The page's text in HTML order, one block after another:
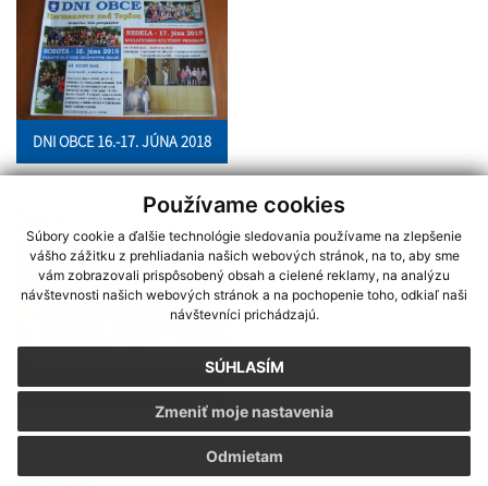
Používame cookies
Súbory cookie a ďalšie technológie sledovania používame na zlepšenie
vášho zážitku z prehliadania našich webových stránok, na to, aby sme
vám zobrazovali prispôsobený obsah a cielené reklamy, na analýzu
návštevnosti našich webových stránok a na pochopenie toho, odkiaľ naši
návštevníci prichádzajú.
SÚHLASÍM
Odmietam
Zmeniť moje nastavenia
DNI OBCE 16.-17. JÚNA 2018
2013
ŠPORTOVÉ AKCIE V HERMANOVCIACH NAD